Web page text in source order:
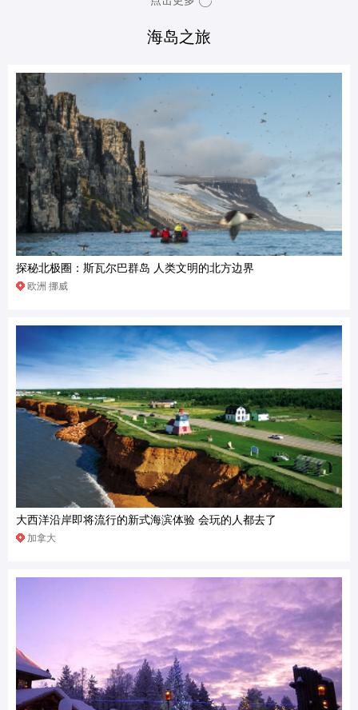
海岛之旅
探秘北极圈：斯瓦尔巴群岛 人类文明的北方边界
欧洲 挪威
大西洋沿岸即将流行的新式海滨体验 会玩的人都去了
加拿大